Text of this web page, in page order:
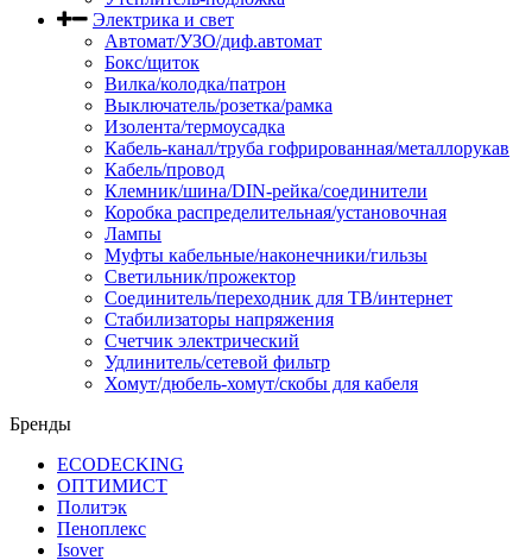
Электрика и свет
Автомат/УЗО/диф.автомат
Бокс/щиток
Вилка/колодка/патрон
Выключатель/розетка/рамка
Изолента/термоусадка
Кабель-канал/труба гофрированная/металлорукав
Кабель/провод
Клемник/шина/DIN-рейка/соединители
Коробка распределительная/установочная
Лампы
Муфты кабельные/наконечники/гильзы
Светильник/прожектор
Соединитель/переходник для ТВ/интернет
Стабилизаторы напряжения
Счетчик электрический
Удлинитель/сетевой фильтр
Хомут/дюбель-хомут/скобы для кабеля
Бренды
ECODECKING
ОПТИМИСТ
Политэк
Пеноплекс
Isover